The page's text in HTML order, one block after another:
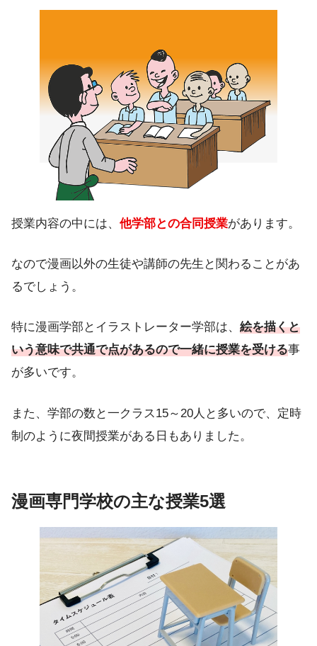
授業内容の中には、 他学部との合同授業があります。
なので漫画以外の生徒や講師の先生と関わることがあ
るでしょう。
特に漫画学部とイラストレーター学部は、 絵を描くと
いう意味で共通で点があるので一緒に授業を受ける事
が多いです。
また、学部の数と一クラス15～20人と多いので、定時
制のように夜間授業がある日もありました。
漫画専門学校の主な授業5選